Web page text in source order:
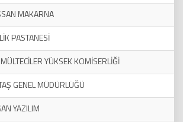
MAKARNA
PASTANESİ
YÜKSEK KOMİSERLİĞİ
GENEL MÜDÜRLÜĞÜ
YAZILIM